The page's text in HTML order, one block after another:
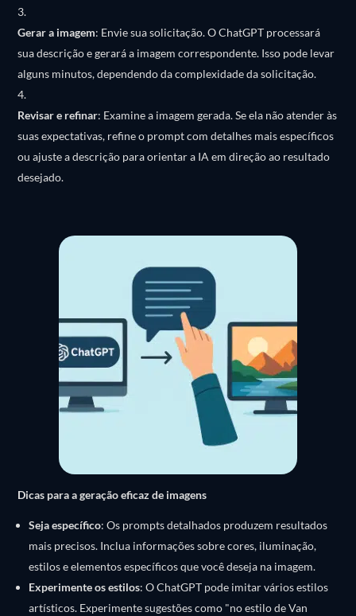
Gerar a imagem: Envie sua solicitação. O ChatGPT processará
sua descrição e gerará a imagem correspondente. Isso pode levar
alguns minutos, dependendo da complexidade da solicitação.
Revisar e refinar: Examine a imagem gerada. Se ela não atender às
suas expectativas, refine o prompt com detalhes mais específicos
ou ajuste a descrição para orientar a IA em direção ao resultado
desejado.
Dicas para a geração eficaz de imagens
Seja específico:Os prompts detalhados produzem resultados
mais precisos. Inclua informações sobre cores, iluminação,
estilos e elementos específicos que você deseja na imagem.
Experimente os estilos:O ChatGPT pode imitar vários estilos
artísticos. Experimente sugestões como "no estilo de Van